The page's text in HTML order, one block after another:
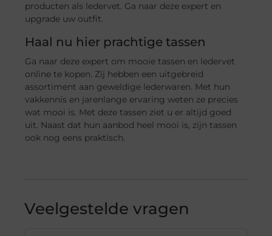
producten als ledervet. Ga naar deze expert en
upgrade uw outfit.
Haal nu hier prachtige tassen
Ga naar deze expert om mooie tassen en ledervet
online te kopen. Zij hebben een uitgebreid
assortiment aan geweldige lederwaren. Met hun
vakkennis en jarenlange ervaring weten ze precies
wat mooi is. Met deze tassen ziet u er altijd goed
uit. Naast dat hun aanbod heel mooi is, zijn tassen
ook nog eens praktisch.
Veelgestelde vragen